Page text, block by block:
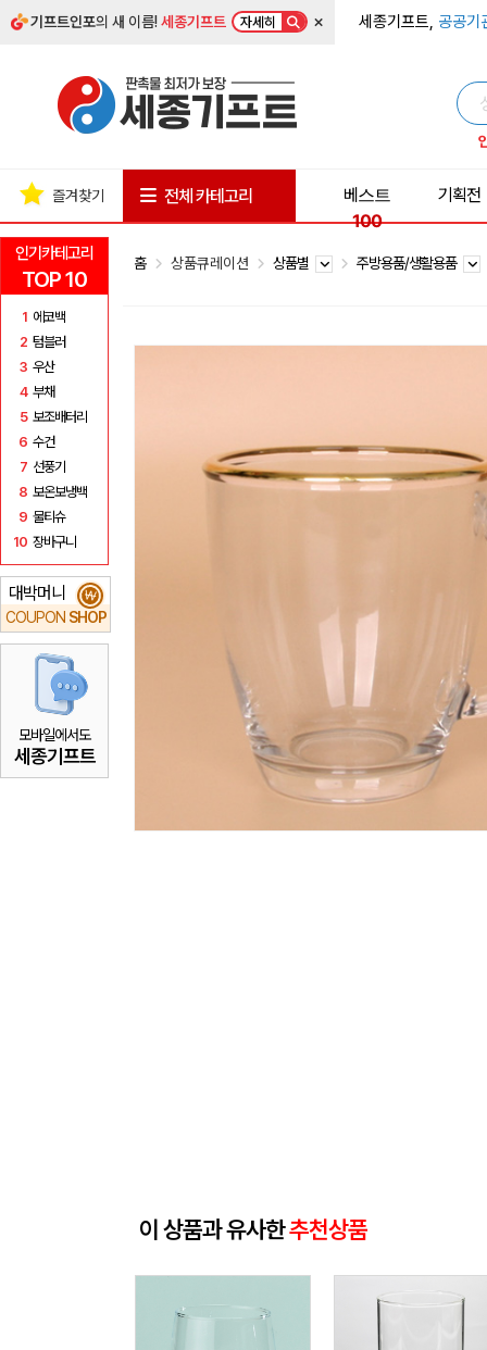
기프트인포의 새 이름!세종기프트 자세히 × 세종기프트, 공공기
인기카테고리
TOP 10
1 에코백
2 텀블러
3 우산
4 부채
5 보조배터리
6 수건
7 선풍기
8 보온보냉백
9 물티슈
10 장바구니
대박머니
COUPON SHOP
₩
모바일에서도
세종기프트
즐겨찾기 전체 카테고리
베스트
100
기획전
홈 상품큐레이션 상품별 주방용품/생활용품
이 상품과 유사한추천상품